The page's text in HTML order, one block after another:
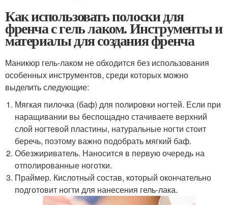
Как использовать полоски для
френча с гель лаком. Инструменты и
материалы для создания френча
Маникюр гель-лаком не обходится без использования
особенных инструментов, среди которых можно
выделить следующие:
Мягкая пилочка (баф) для полировки ногтей. Если при
наращивании вы беспощадно стачиваете верхний
слой ногтевой пластины, натуральные ногти стоит
беречь, поэтому важно подобрать мягкий баф.
Обезжириватель. Наносится в первую очередь на
отполированные ноготки.
Праймер. Кислотный состав, который окончательно
подготовит ногти для нанесения гель-лака.